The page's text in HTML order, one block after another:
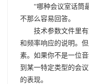
“哪种会议室话筒最
不那么容易回答。
技术参数文件里有
和频率响应的说明。
素。如果你不是一位
到某一特定类型的会
的表现。